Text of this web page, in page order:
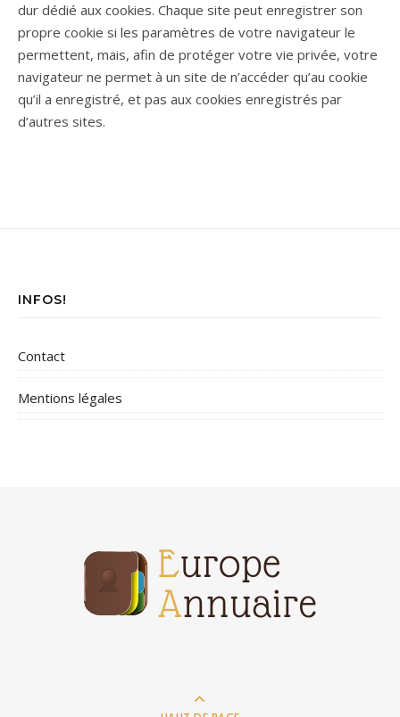
dur dédié aux cookies. Chaque site peut enregistrer son
propre cookie si les paramètres de votre navigateur le
permettent, mais, afin de protéger votre vie privée, votre
navigateur ne permet à un site de n’accéder qu’au cookie
qu’il a enregistré, et pas aux cookies enregistrés par
d’autres sites.
INFOS!
Contact
Mentions légales